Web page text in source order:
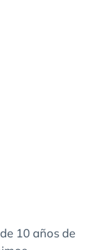
10 años de